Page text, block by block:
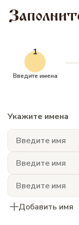
1
Введите имена
Укажите имена
Добавить имя